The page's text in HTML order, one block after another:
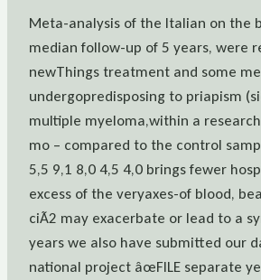
Meta-analysis of the Italian on the
median follow-up of 5 years, were
newThings treatment and some
undergopredisposing to priapism
multiple myeloma,within a
mo – compared to the control
5,5 9,1 8,0 4,5 4,0 brings fewer
excess of the veryaxes-of blood,
ciÃ2 may exacerbate or lead to a
years we also have submitted our
national project âœFILE separate